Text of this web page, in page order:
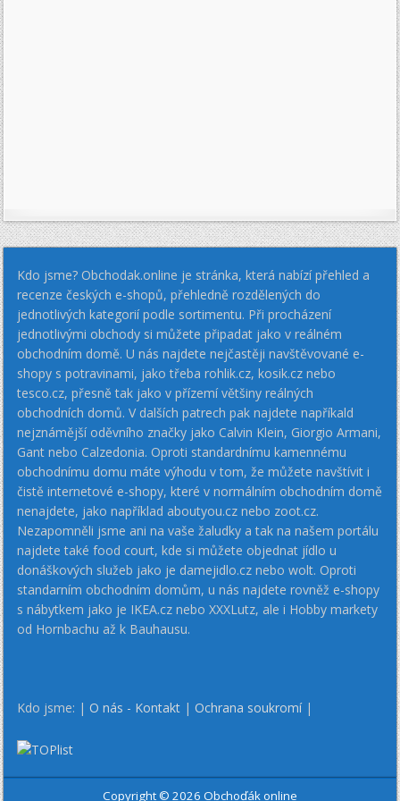
Kdo jsme? Obchodak.online je stránka, která nabízí přehled a
recenze českých e-shopů, přehledně rozdělených do
jednotlivých kategorií podle sortimentu. Při procházení
jednotlivými obchody si můžete připadat jako v reálném
obchodním domě. U nás najdete nejčastěji navštěvované e-
shopy s potravinami, jako třeba rohlik.cz, kosik.cz nebo
tesco.cz, přesně tak jako v přízemí většiny reálných
obchodních domů. V dalších patrech pak najdete napříkald
nejznámější oděvního značky jako Calvin Klein, Giorgio Armani,
Gant nebo Calzedonia. Oproti standardnímu kamennému
obchodnímu domu máte výhodu v tom, že můžete navštívit i
čistě internetové e-shopy, které v normálním obchodním domě
nenajdete, jako například aboutyou.cz nebo zoot.cz.
Nezapomněli jsme ani na vaše žaludky a tak na našem portálu
najdete také food court, kde si můžete objednat jídlo u
donáškových služeb jako je damejidlo.cz nebo wolt. Oproti
standarním obchodním domům, u nás najdete rovněž e-shopy
s nábytkem jako je IKEA.cz nebo XXXLutz, ale i Hobby markety
od Hornbachu až k Bauhausu.
Kdo jsme: |O nás - Kontakt |Ochrana soukromí|
Copyright © 2026 Obchoďák online